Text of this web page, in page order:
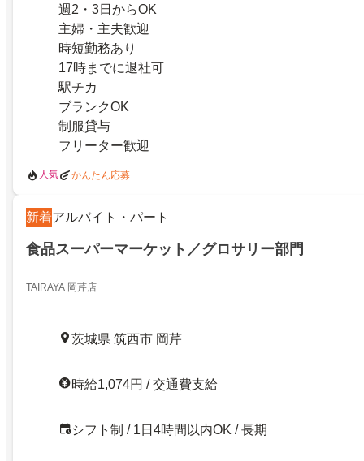
週2・3日からOK
主婦・主夫歓迎
時短勤務あり
17時までに退社可
駅チカ
ブランクOK
制服貸与
フリーター歓迎
人気 かんたん応募
新着アルバイト・パート
食品スーパーマーケット／グロサリー部門
TAIRAYA 岡芹店
茨城県 筑西市 岡芹
時給1,074円 / 交通費支給
シフト制 / 1日4時間以内OK / 長期